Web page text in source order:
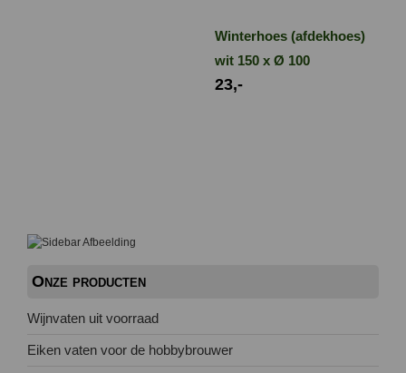
Winterhoes (afdekhoes)
wit 150 x Ø 100
23,-
Onze producten
Wijnvaten uit voorraad
Eiken vaten voor de hobbybrouwer